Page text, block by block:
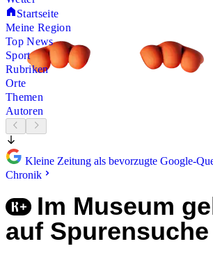
Startseite
Meine Region
Top News
Sport
Rubriken
Orte
Themen
Autoren
Kleine Zeitung als bevorzugte Google-
Chronik
Im Museum
auf Spurensuche